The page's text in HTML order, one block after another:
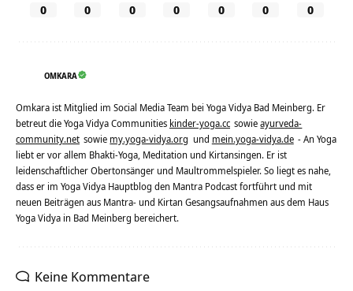
0 0 0 0 0 0 0
OMKARA
Omkara ist Mitglied im Social Media Team bei Yoga Vidya Bad Meinberg. Er
betreut die Yoga Vidya Communities kinder-yoga.cc sowieayurveda-
community.net sowie my.yoga-vidya.org und mein.yoga-vidya.de - An Yoga
liebt er vor allem Bhakti-Yoga, Meditation und Kirtansingen. Er ist
leidenschaftlicher Obertonsänger und Maultrommelspieler. So liegt es nahe,
dass er im Yoga Vidya Hauptblog den Mantra Podcast fortführt und mit
neuen Beiträgen aus Mantra- und Kirtan Gesangsaufnahmen aus dem Haus
Yoga Vidya in Bad Meinberg bereichert.
Keine Kommentare